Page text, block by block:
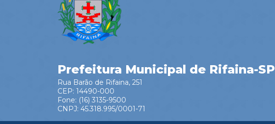
Prefeitura Municipal de Rifaina-SP
Rua Barão de Rifaina, 251
CEP: 14490-000
Fone: (16) 3135-9500
CNPJ: 45.318.995/0001-71